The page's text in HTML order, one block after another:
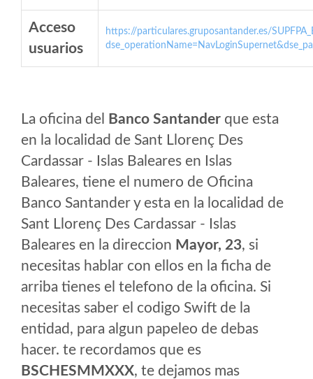
Acceso
usuarios
https://particulares.gruposantander.es/
La oficina del Banco Santander que esta
en la localidad de Sant Llorenç Des
Cardassar - Islas Baleares en Islas
Baleares, tiene el numero de Oficina
Banco Santander y esta en la localidad de
Sant Llorenç Des Cardassar - Islas
Baleares en la direccion Mayor, 23, si
necesitas hablar con ellos en la ficha de
arriba tienes el telefono de la oficina. Si
necesitas saber el codigo Swift de la
entidad, para algun papeleo de debas
hacer. te recordamos que es
BSCHESMMXXX, te dejamos mas